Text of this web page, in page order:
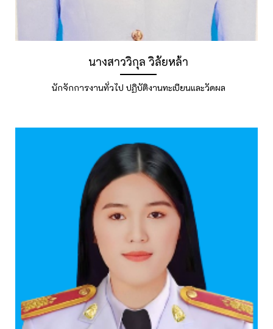
นางสาววิกุล วิลัยหล้า
นักจักการงานทั่วไป ปฏิบัติงานทะเบียนและวัดผล